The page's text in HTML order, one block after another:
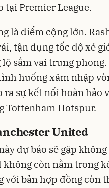
Premier League.
là điểm cộng lớn.
tận dụng tốc độ xé
lộ sắm vai trung
huống xâm nhập
ra sự kết nối hoàn hảo
Tottenham Hotspur.
United
dự báo sẽ gặp
còn nằm trong
với bản hợp đồng còn